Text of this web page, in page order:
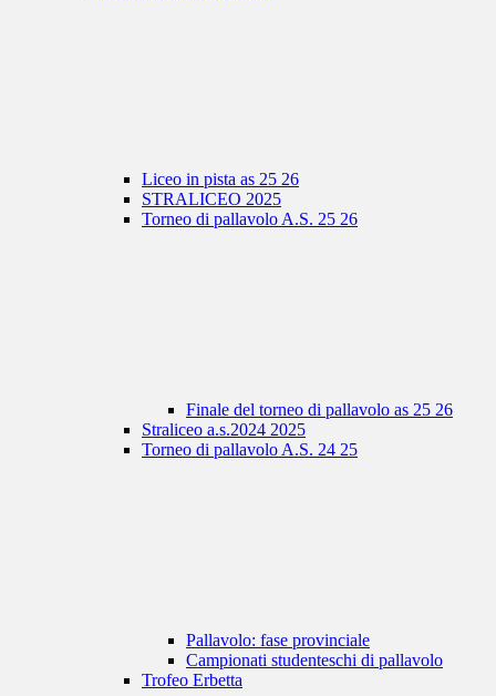
Liceo in pista as 25 26
STRALICEO 2025
Torneo di pallavolo A.S. 25 26
Finale del torneo di pallavolo as 25 26
Straliceo a.s.2024 2025
Torneo di pallavolo A.S. 24 25
Pallavolo: fase provinciale
Campionati studenteschi di pallavolo
Trofeo Erbetta